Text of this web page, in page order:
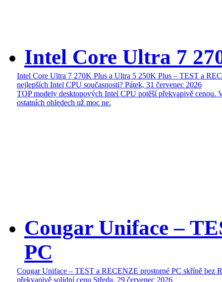
Intel Core Ultra 7
Intel Core Ultra 7 270K Plus a Ultra 5 250K Plus – TEST a
nejlepších Intel CPU současnosti? Pátek, 31 červenec 2026
TOP modely desktopových Intel CPU potěší překvapivě cenou.
ostatních ohledech už moc ne.
Cougar Uniface –
PC
Cougar Uniface – TEST a RECENZE prostorné PC skříně bez
překvapivě solidní cenu Středa, 29 červenec 2026